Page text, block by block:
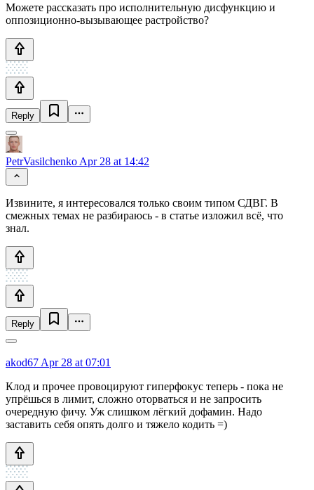
Можете рассказать про исполнительную дисфункцию и
оппозиционно-вызывающее растройство?
Reply
PetrVasilchenko Apr 28 at 14:42
Извините, я интересовался только своим типом СДВГ. В
смежных темах не разбираюсь - в статье изложил всё, что
знал.
Reply
akod67 Apr 28 at 07:01
Клод и прочее провоцируют гиперфокус теперь - пока не
упрёшься в лимит, сложно оторваться и не запросить
очередную фичу. Уж слишком лёгкий дофамин. Надо
заставить себя опять долго и тяжело кодить =)